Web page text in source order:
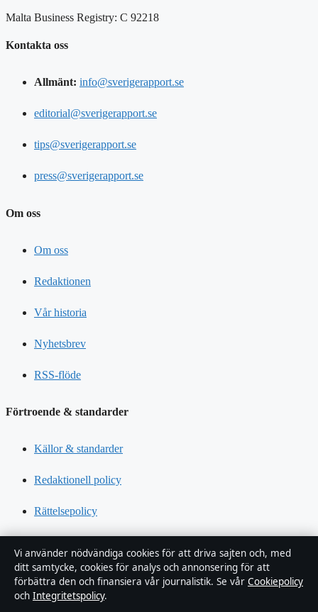
Malta Business Registry: C 92218
Kontakta oss
Allmänt: info@sverigerapport.se
editorial@sverigerapport.se
tips@sverigerapport.se
press@sverigerapport.se
Om oss
Om oss
Redaktionen
Vår historia
Nyhetsbrev
RSS-flöde
Förtroende & standarder
Källor & standarder
Redaktionell policy
Rättelsepolicy
Kändisar & integritet
Integritetspolicy
Vi använder nödvändiga cookies för att driva sajten och, med
ditt samtycke, cookies för analys och annonsering för att
förbättra den och finansiera vår journalistik. Se vår Cookiepolicy
och Integritetspolicy.